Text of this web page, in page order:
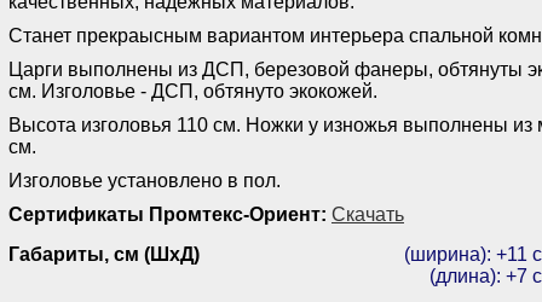
Станет прекраысным вариантом интерьера спальной
Царги выполнены из ДСП, березовой фанеры, обтянуты
см. Изголовье - ДСП, обтянуто экокожей.
Высота изголовья 110 см. Ножки у изножья выполнены из
см.
Изголовье установлено в пол.
Сертификаты Промтекс-Ориент: Скачать
Габариты, см (ШхД)
(ширина): +11
(длина): +7